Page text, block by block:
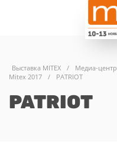
Выставка MITEX / Медиа-центр
Mitex 2017
/ PATRIOT
PATRIOT